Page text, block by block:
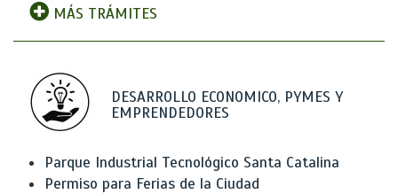
MÁS TRÁMITES
DESARROLLO ECONOMICO, PYMES Y
EMPRENDEDORES
Parque Industrial Tecnológico Santa Catalina
Permiso para Ferias de la Ciudad